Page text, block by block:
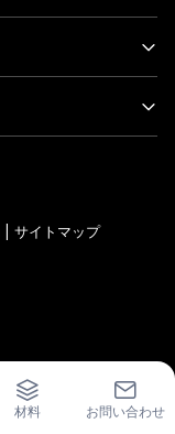
材料 お問い合わせ
サイトマップ